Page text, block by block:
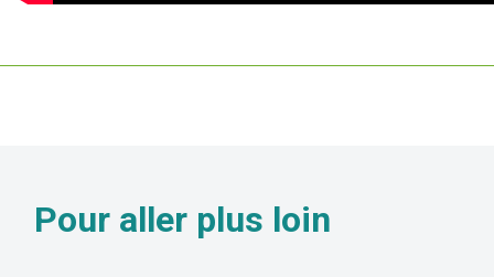
Pour aller plus loin